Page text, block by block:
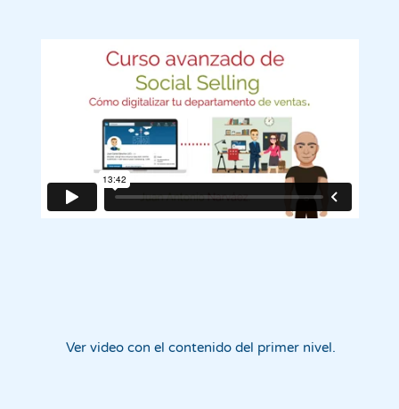
Ver video con el contenido del primer nivel.